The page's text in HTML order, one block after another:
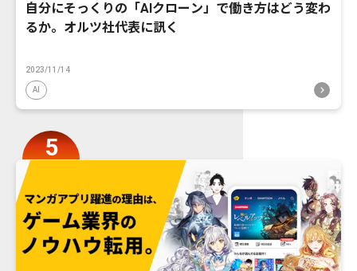
自分にそっくりの「AIクローン」で働き方はどう変わ
るか。オルツ社代表に訊く
2023/11/14
AI